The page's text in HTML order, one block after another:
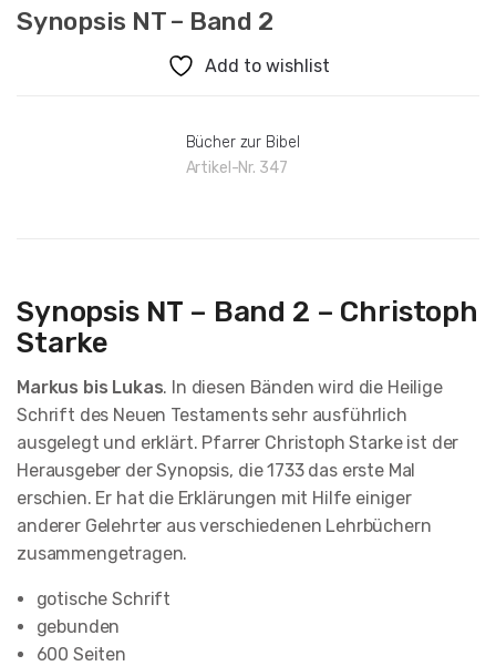
Synopsis NT – Band 2
Add to wishlist
Bücher zur Bibel
Artikel-Nr. 347
Synopsis NT – Band 2 – Christoph
Starke
Markus bis Lukas. In diesen Bänden wird die Heilige
Schrift des Neuen Testaments sehr ausführlich
ausgelegt und erklärt. Pfarrer Christoph Starke ist der
Herausgeber der Synopsis, die 1733 das erste Mal
erschien. Er hat die Erklärungen mit Hilfe einiger
anderer Gelehrter aus verschiedenen Lehrbüchern
zusammengetragen.
gotische Schrift
gebunden
600 Seiten